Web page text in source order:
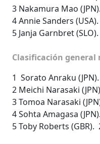
3 Nakamura Mao
4 Annie Sanders
5 Janja Garnbret
Clasificación general
1 Sorato Anraku
2 Meichi Narasaki
3Tomoa Narasaki
4Sohta Amagasa
5Toby Roberts (GBR).